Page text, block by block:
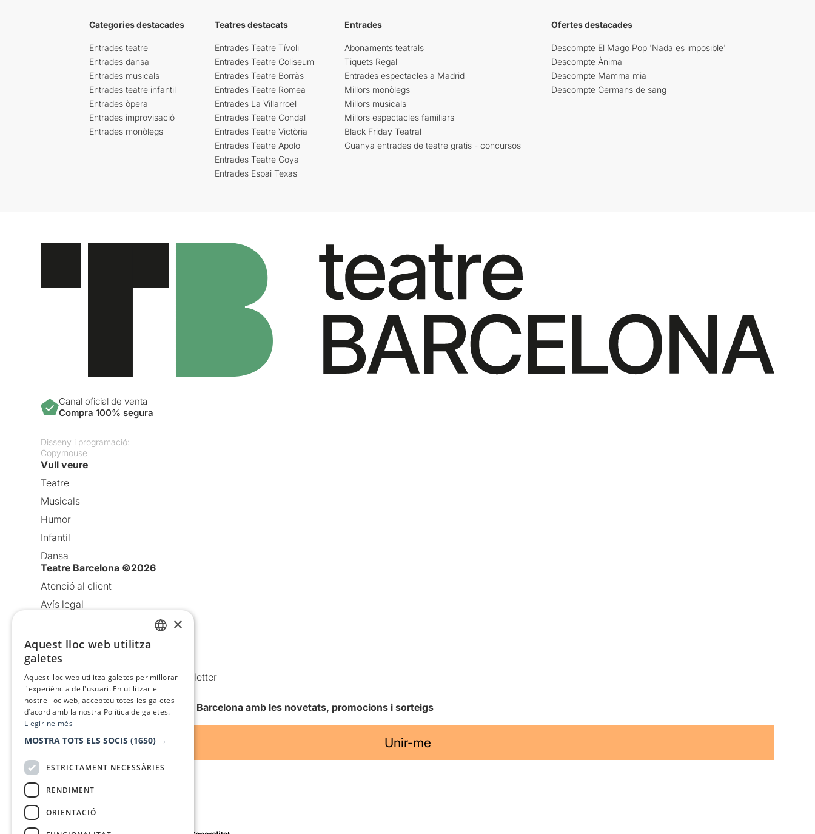
Categories destacades
Entrades teatre
Entrades dansa
Entrades musicals
Entrades teatre infantil
Entrades òpera
Entrades improvisació
Entrades monòlegs
Teatres destacats
Entrades Teatre Tívoli
Entrades Teatre Coliseum
Entrades Teatre Borràs
Entrades Teatre Romea
Entrades La Villarroel
Entrades Teatre Condal
Entrades Teatre Victòria
Entrades Teatre Apolo
Entrades Teatre Goya
Entrades Espai Texas
Entrades
Abonaments teatrals
Tiquets Regal
Entrades espectacles a Madrid
Millors monòlegs
Millors musicals
Millors espectacles familiars
Black Friday Teatral
Guanya entrades de teatre gratis - concursos
Ofertes destacades
Descompte El Mago Pop 'Nada es imposible'
Descompte Ànima
Descompte Mamma mia
Descompte Germans de sang
Canal oficial de venta
Compra 100% segura
Disseny i programació:
Copymouse
Vull veure
Teatre
Musicals
Humor
Infantil
Dansa
Teatre Barcelona ©2026
Atenció al client
Avís legal
Política de cookies
Condicions d’ús
Comunicacions comercials i Newsletter
Anuncia’t
Vull rebre la newsletter de Teatre Barcelona amb les novetats, promocions i sorteigs
Unir-me
Amb el suport de
×
Aquest lloc web utilitza
galetes
Aquest lloc web utilitza galetes per millorar
l'experiència de l'usuari. En utilitzar el
nostre lloc web, accepteu totes les galetes
d’acord amb la nostra Política de galetes.
Llegir-ne més
MOSTRA TOTS ELS SOCIS (1650) →
ESTRICTAMENT NECESSÀRIES
RENDIMENT
ORIENTACIÓ